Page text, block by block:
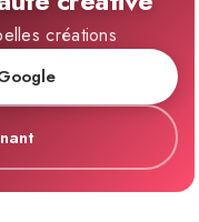
créations